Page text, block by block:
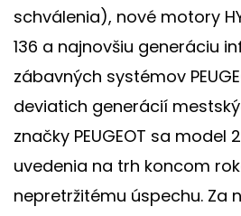
schválenia), nové motory
136 a najnovšiu generáciu
zábavných systémov
deviatich generácií
značky PEUGEOT sa model
uvedenia na trh koncom
nepretržitému úspechu. Za